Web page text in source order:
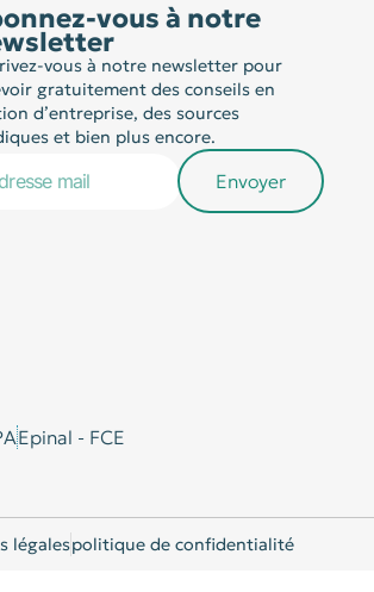
vous à notre
vous à notre newsletter pour
gratuitement des conseils en
d’entreprise, des sources
et bien plus encore.
Envoyer
Epinal - FCE
légalespolitique de confidentialité